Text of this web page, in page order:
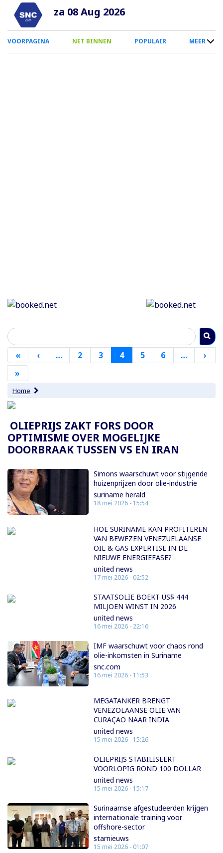
Overslaan
naar
inhoud
za 08 Aug 2026
0
Smartphone
VOORPAGINA NET BINNEN POPULAIR MEER
Paginering
«Eerste
pagina
‹ Vorige
pagina
… 2 3 4 5 6 … ›
»
pagina
Home
OLIEPRIJS ZAKT FORS DOOR
OPTIMISME OVER MOGELIJKE
DOORBRAAK TUSSEN VS EN IRAN
Simons waarschuwt voor stijgende
huizenprijzen door olie-industrie
suriname herald
18 mei 2026 - 15:54
HOE SURINAME KAN PROFITEREN
VAN BEWEZEN VENEZUELAANSE
OIL & GAS EXPERTISE IN DE
NIEUWE ENERGIEFASE?
united news
17 mei 2026 - 02:52
STAATSOLIE BOEKT US$ 444
MILJOEN WINST IN 2026
united news
16 mei 2026 - 22:16
IMF waarschuwt voor chaos rond
olie-inkomsten in Suriname
snc.com
16 mei 2026 - 11:53
MEGATANKER BRENGT
VENEZOLAANSE OLIE VAN
CURAÇAO NAAR INDIA
united news
15 mei 2026 - 15:26
OLIEPRIJS STABILISEERT
VOORLOPIG ROND 100 DOLLAR
united news
15 mei 2026 - 15:17
Surinaamse afgestudeerden krijgen
internationale training voor
offshore-sector
starnieuws
15 mei 2026 - 01:07